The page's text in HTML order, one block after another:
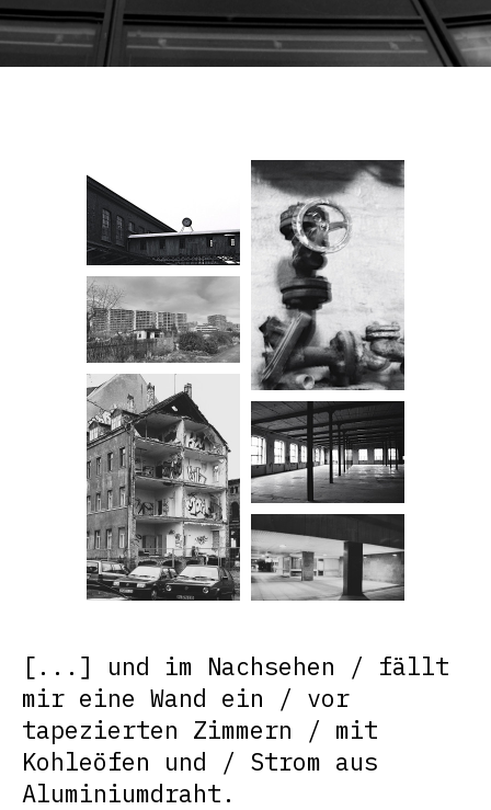
[...] und im Nachsehen / fällt
mir eine Wand ein / vor
tapezierten Zimmern / mit
Kohleöfen und / Strom aus
Aluminiumdraht.